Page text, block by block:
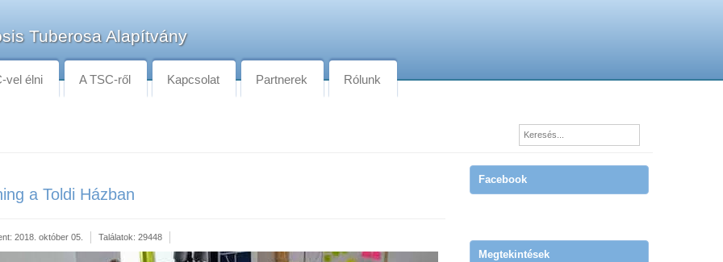
Tuberosa Alapítvány
vel élni A TSC-ről Kapcsolat Partnerek Rólunk
a Toldi Házban
2018. október 05. Találatok: 29448
Facebook
Megtekintések